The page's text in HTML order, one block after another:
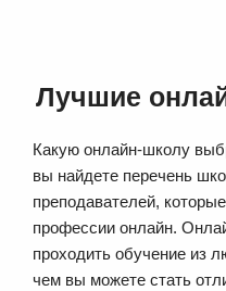
Лучшие
Какую онлайн-школу
вы найдете перечень
преподавателей,
профессии онлайн.
проходить обучение из
чем вы можете стать